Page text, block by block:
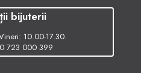
bijuterii
10.00-17.30.
723 000 399